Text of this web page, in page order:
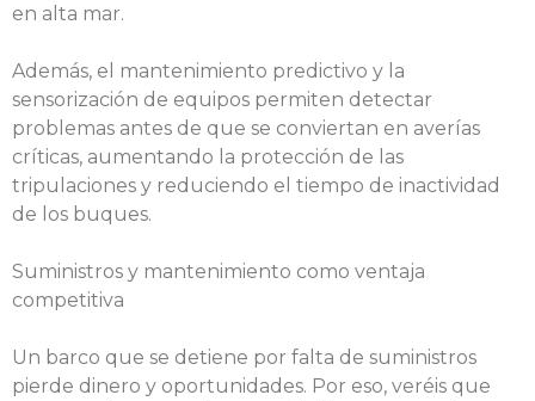
en alta mar.
Además, el mantenimiento predictivo y la
sensorización de equipos permiten detectar
problemas antes de que se conviertan en averías
críticas, aumentando la protección de las
tripulaciones y reduciendo el tiempo de inactividad
de los buques.
Suministros y mantenimiento como ventaja
competitiva
Un barco que se detiene por falta de suministros
pierde dinero y oportunidades. Por eso, veréis que